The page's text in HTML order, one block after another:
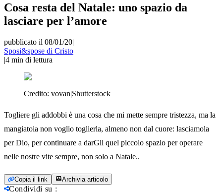
Cosa resta del Natale: uno spazio da
lasciare per l’amore
pubblicato il 08/01/20|
Sposi&spose di Cristo
|4 min di lettura
Credito: vovan|Shutterstock
Togliere gli addobbi è una cosa che mi mette sempre tristezza, ma la
mangiatoia non voglio toglierla, almeno non dal cuore: lasciamola
per Dio, per continuare a darGli quel piccolo spazio per operare
nelle nostre vite sempre, non solo a Natale..
Copia il link Archivia articolo
Condividi su :